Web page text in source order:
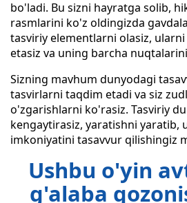
bo'ladi. Bu sizni hayratga solib,
rasmlarini ko'z oldingizda
tasviriy elementlarni olasiz,
etasiz va uning barcha
Sizning mavhum dunyodagi
tasvirlarni taqdim etadi va siz
o'zgarishlarni ko'rasiz. Tasviriy
kengaytirasiz, yaratishni yaratib,
imkoniyatini tasavvur qilishingiz
Ushbu o'yin
g'alaba